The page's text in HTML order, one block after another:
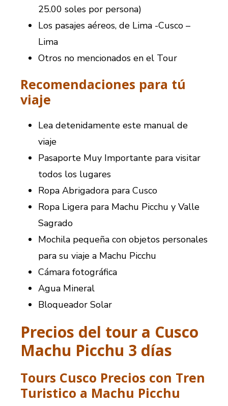
25.00 soles por persona)
Los pasajes aéreos, de Lima -Cusco –
Lima
Otros no mencionados en el Tour
Recomendaciones para tú
viaje
Lea detenidamente este manual de
viaje
Pasaporte Muy Importante para visitar
todos los lugares
Ropa Abrigadora para Cusco
Ropa Ligera para Machu Picchu y Valle
Sagrado
Mochila pequeña con objetos personales
para su viaje a Machu Picchu
Cámara fotográfica
Agua Mineral
Bloqueador Solar
Precios del tour a Cusco
Machu Picchu 3 días
Tours Cusco Precios con Tren
Turistico a Machu Picchu